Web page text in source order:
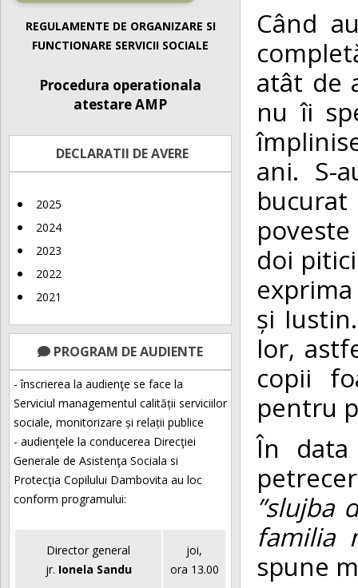
REGULAMENTE DE ORGANIZARE SI
FUNCTIONARE SERVICII SOCIALE
Procedura operationala
atestare AMP
DECLARATII DE AVERE
2025
2024
2023
2022
2021
PROGRAM DE AUDIENTE
- înscrierea la audienţe se face la
Serviciul managementul calității serviciilor
sociale, monitorizare și relații publice
- audienţele la conducerea Direcţiei
Generale de Asistenţa Sociala si
Protecţia Copilului Dambovita au loc
conform programului:
Director general
jr. Ionela Sandu
joi,
ora 13.00
Când
atât de
nu îi
ani. S-
doi
și
lor,
copii
pentru
În
”slujba
familia
spune